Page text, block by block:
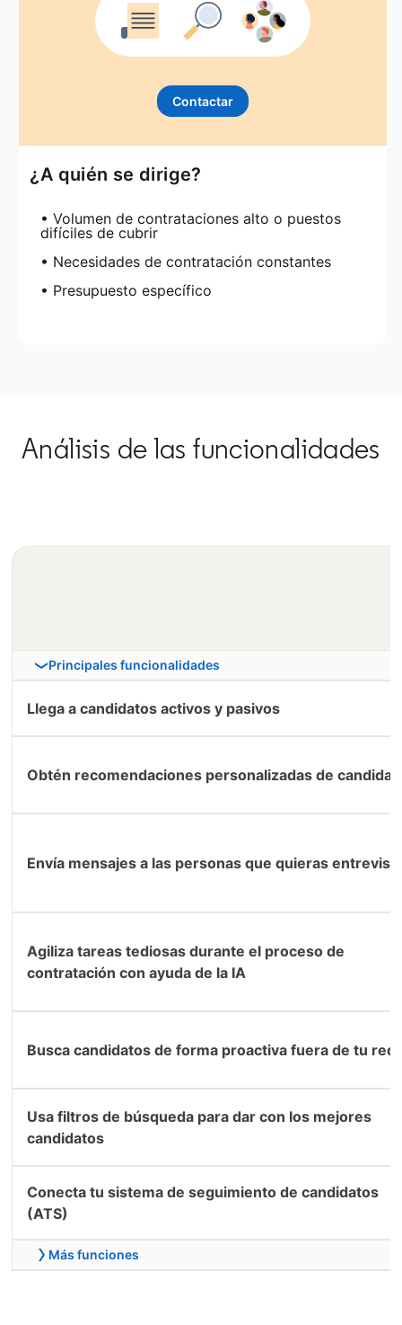
Contactar
¿A quién se dirige?
• Volumen de contrataciones alto o puestos
difíciles de cubrir
• Necesidades de contratación constantes
• Presupuesto específico
Análisis de las funcionalidades
Principales funcionalidades
Llega a candidatos activos y pasivos
Obtén recomendaciones personalizadas de
Envía mensajes a las personas que quieras
Agiliza tareas tediosas durante el proceso de
contratación con ayuda de la IA
Busca candidatos de forma proactiva fuera de tu red
Usa filtros de búsqueda para dar con los mejores
candidatos
Conecta tu sistema de seguimiento de candidatos
(ATS)
Más funciones